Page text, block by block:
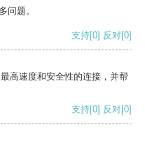
问题。
支持[0] 反对[0]
高速度和安全性的连接，并帮
支持[0] 反对[0]